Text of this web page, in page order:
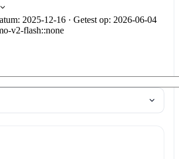
2025-12-16 · Getest op: 2026-06-04
v2-flash::none